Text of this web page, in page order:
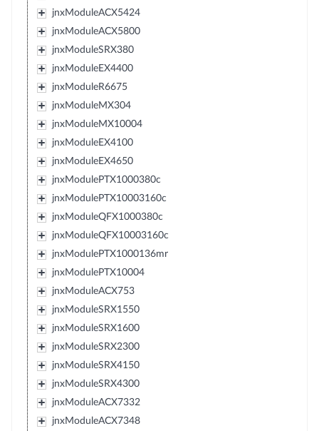
jnxModuleACX5424
jnxModuleACX5800
jnxModuleSRX380
jnxModuleEX4400
jnxModuleR6675
jnxModuleMX304
jnxModuleMX10004
jnxModuleEX4100
jnxModuleEX4650
jnxModulePTX1000380c
jnxModulePTX10003160c
jnxModuleQFX1000380c
jnxModuleQFX10003160c
jnxModulePTX1000136mr
jnxModulePTX10004
jnxModuleACX753
jnxModuleSRX1550
jnxModuleSRX1600
jnxModuleSRX2300
jnxModuleSRX4150
jnxModuleSRX4300
jnxModuleACX7332
jnxModuleACX7348